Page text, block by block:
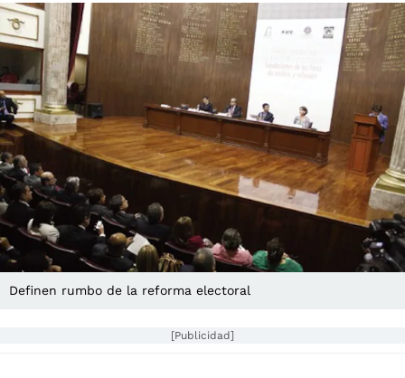
Definen rumbo de la reforma electoral
[Publicidad]